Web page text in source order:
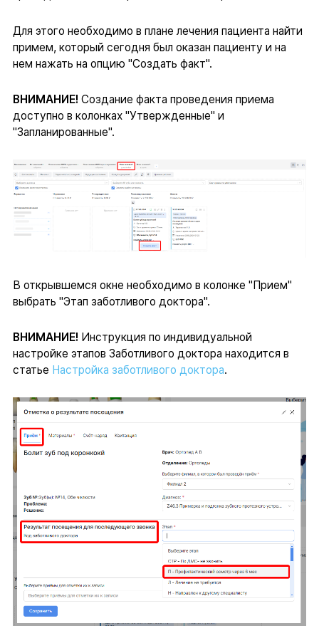
Для этого необходимо в плане лечения пациента найти
примем, который сегодня был оказан пациенту и на
нем нажать на опцию "Создать факт".
ВНИМАНИЕ! Создание факта проведения приема
доступно в колонках "Утвержденные" и
"Запланированные".
В открывшемся окне необходимо в колонке "Прием"
выбрать "Этап заботливого доктора".
ВНИМАНИЕ! Инструкция по индивидуальной
настройке этапов Заботливого доктора находится в
статье Настройка заботливого доктора.